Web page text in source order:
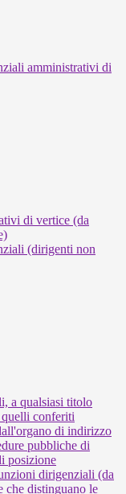
amministrativi di
di vertice (da
(dirigenti non
a qualsiasi titolo
conferiti
di indirizzo
pubbliche di
posizione
dirigenziali (da
che distinguano le